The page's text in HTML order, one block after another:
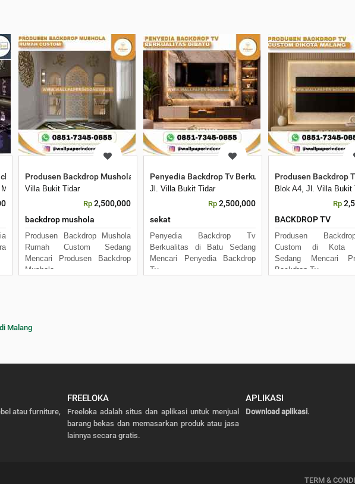
Acara Malang
Kec. Lowokwaru, Kota Malang, Jawa Timur 65144
Produsen Backdrop Mushola Rumah Custom
Villa Bukit Tidar
Rp 2,500,000
backdrop mushola
Produsen Backdrop Mushola
Rumah Custom Sedang
Mencari Produsen Backdrop
Mushola
Penyedia Backdrop Tv Berkualitas di Batu
Jl. Villa Bukit Tidar
Rp 2,500,000
sekat
Penyedia Backdrop Tv
Berkualitas di Batu Sedang
Mencari Penyedia Backdrop
Tv
Produsen Backdrop
Blok A4, Jl. Villa Bukit
Rp
BACKDROP TV
Produsen
Custom di Kota
Sedang Mencari
Backdrop Tv
Malang
atau furniture,
FREELOKA
Freeloka adalah situs dan aplikasi untuk menjual
barang bekas dan memasarkan produk atau jasa
lainnya secara gratis.
APLIKASI
Download aplikasi.
TERM &